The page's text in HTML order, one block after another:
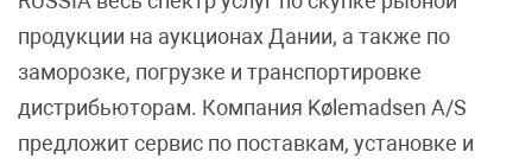
продукции на аукционах Дании, а также по
заморозке, погрузке и транспортировке
дистрибьюторам. Компания Kølemadsen A/S
предложит сервис по поставкам, установке и